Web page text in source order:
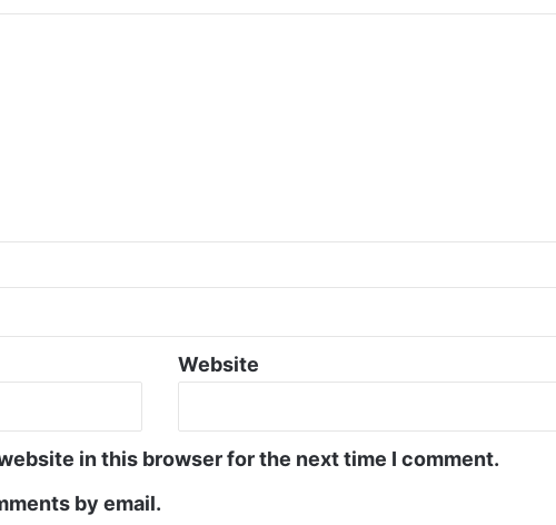
Website
in this browser for the next time I comment.
by email.